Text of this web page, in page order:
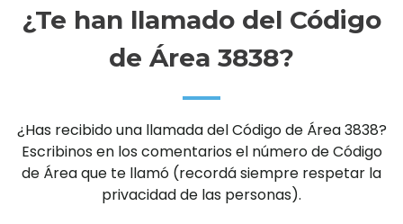
¿Te han llamado del Código
de Área 3838?
¿Has recibido una llamada del Código de Área 3838?
Escribinos en los comentarios el número de Código
de Área que te llamó (recordá siempre respetar la
privacidad de las personas).